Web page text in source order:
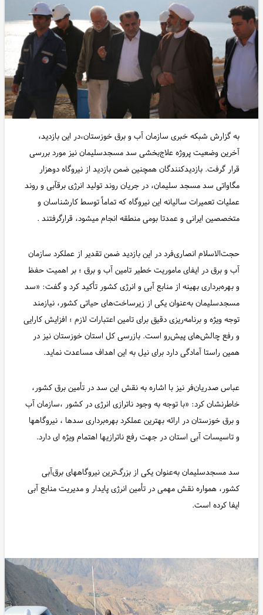
به گزارش شبکه خبری سازمان آب و برق خوزستان،در این بازدید،
آخرین وضعیت پروژه علاج‌بخشی سد مسجدسلیمان نیز مورد بررسی
قرار گرفت. بازدیدکنندگان همچنین ضمن بازدید از نیروگاه دوهزار
مگاواتی سد مسجد سلیمان، در جریان روند تولید انرژی برقآبی و روند
عملیات تعمیرات سالیانه این نیروگاه که تماماً توسط کارشناسان و
متخصصین ایرانی و عمدتا بومی منطقه انجام میشود، قرارگرفتند .
حجت‌الاسلام انصاری‌فرد در این بازدید ضمن تقدیر از عملکرد سازمان
آب و برق در ایفای ماموریت خطیر تامین آب و برق ؛ بر اهمیت حفظ
و بهره‌برداری بهینه از منابع آبی و انرژی کشور تأکید کرد و گفت: «سد
مسجدسلیمان به‌عنوان یکی از زیرساخت‌های حیاتی کشور، نیازمند
توجه ویژه و برنامه‌ریزی دقیق برای تامین اعتبارات لازم ؛ افزایش کارایی
و رفع چالش‌های پیش‌رو است. بازرسی کل استان خوزستان نیز در
همین راستا آمادگی دارد برای نیل به این اهداف مساعدت نماید.
عباس صدریان‌فر نیز با اشاره به نقش این سد در تأمین برق کشور،
خاطرنشان کرد: «با توجه به وجود ناترازی انرژی در کشور ،سازمان آب
و برق خوزستان در ارائه بهترین عملکرد بهره‌برداری سدها ، نیروگاهها
و تاسیسات آبی استان در جهت رفع ناترازیها اهتمام ویژه ای دارد.
سد مسجدسلیمان به‌عنوان یکی از بزرگ‌ترین نیروگاههای برق‌آبی
کشور، همواره نقش مهمی در تأمین انرژی پایدار و مدیریت منابع آبی
ایفا کرده است.